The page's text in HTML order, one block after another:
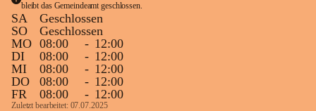
bleibt das Gemeindeamt geschlossen.
SA
Geschlossen
SO
Geschlossen
MO 08:00 - 12:00
DI
08:00 - 12:00
MI
08:00 - 12:00
DO
08:00 - 12:00
FR
08:00 - 12:00
Zuletzt bearbeitet: 07.07.2025